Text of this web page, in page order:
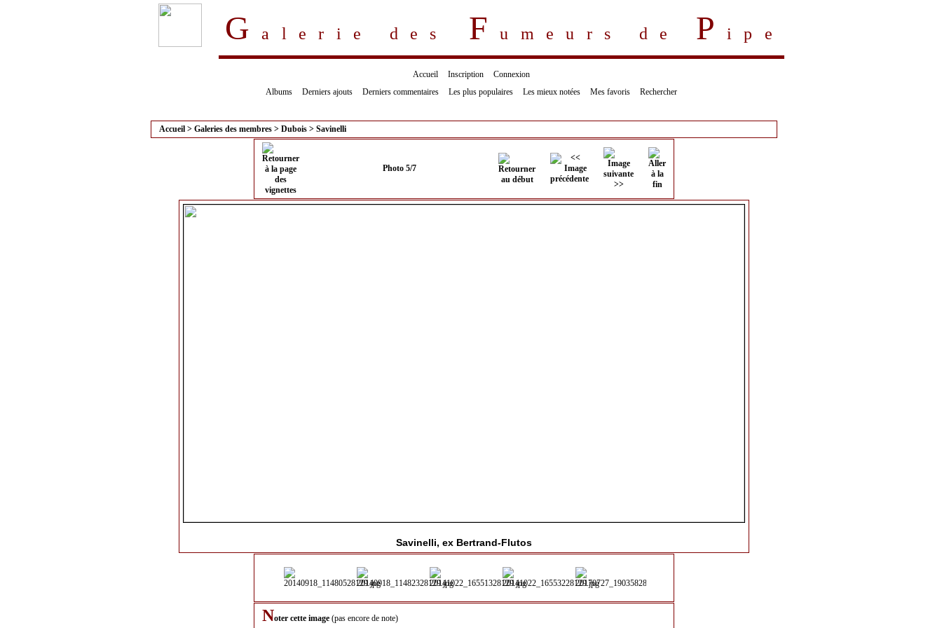
Galerie des Fumeurs de P ipe
Accueil Inscription
Connexion
Albums
Derniers ajouts Derniers commentaires Les plus populaires Les mieux notées Mes favoris Rechercher
Accueil > Galeries des membres > Dubois > Savinelli
Photo 5/7
Savinelli, ex Bertrand-Flutos
Noter cette image (pas encore de note)